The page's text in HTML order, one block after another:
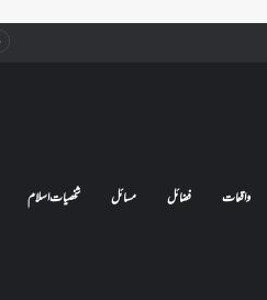
واقعات فضائل مسائل شخصیات اسلام